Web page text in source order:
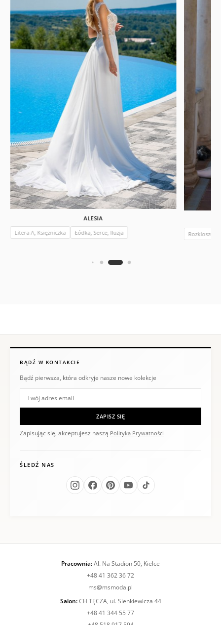
ALESIA
Litera A, Księżniczka
Łódka, Serce, Iluzja
BĄDŹ W KONTAKCIE
Bądź pierwsza, która odkryje nasze nowe kolekcje
ZAPISZ SIĘ
Zapisując się, akceptujesz naszą Polityka Prywatności
ŚLEDŹ NAS
Pracownia:Al. Na Stadion 50, Kielce
+48 41 362 36 72
ms@msmoda.pl
Salon:CH TĘCZA, ul. Sienkiewicza 44
+48 41 344 55 77